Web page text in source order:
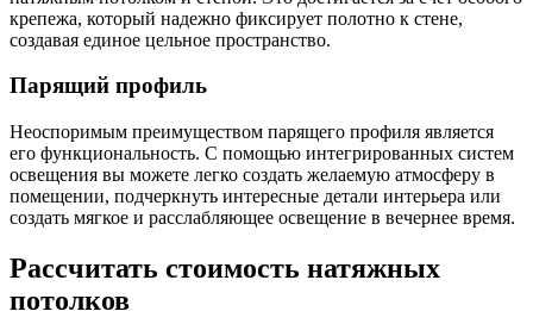
крепежа, который надежно фиксирует полотно к стене,
создавая единое цельное пространство.
Парящий профиль
Неоспоримым преимуществом парящего профиля является
его функциональность. С помощью интегрированных систем
освещения вы можете легко создать желаемую атмосферу в
помещении, подчеркнуть интересные детали интерьера или
создать мягкое и расслабляющее освещение в вечернее время.
Рассчитать стоимость натяжных
потолков